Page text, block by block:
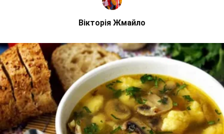
Вікторія Жмайло